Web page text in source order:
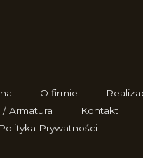
O firmie
/ Armatura
Kontakt
Polityka Prywatności